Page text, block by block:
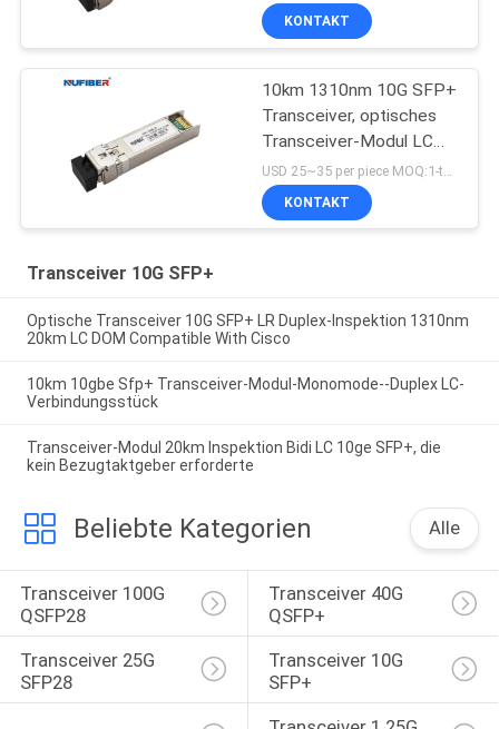
KONTAKT
10km 1310nm 10G SFP+
Transceiver, optisches
Transceiver-Modul LC
DDM
USD 25~35 per piece MOQ:1-teilig
KONTAKT
Transceiver 10G SFP+
Optische Transceiver 10G SFP+ LR Duplex-Inspektion 1310nm
20km LC DOM Compatible With Cisco
10km 10gbe Sfp+ Transceiver-Modul-Monomode--Duplex LC-
Verbindungsstück
Transceiver-Modul 20km Inspektion Bidi LC 10ge SFP+, die
kein Bezugtaktgeber erforderte
Beliebte Kategorien Alle
Transceiver 100G
QSFP28
Transceiver 40G
QSFP+
Transceiver 25G
SFP28
Transceiver 10G
SFP+